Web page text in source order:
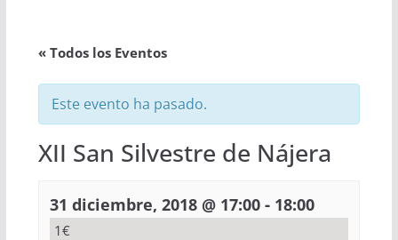
« Todos los Eventos
Este evento ha pasado.
XII San Silvestre de Nájera
31 diciembre, 2018 @ 17:00- 18:00
1€